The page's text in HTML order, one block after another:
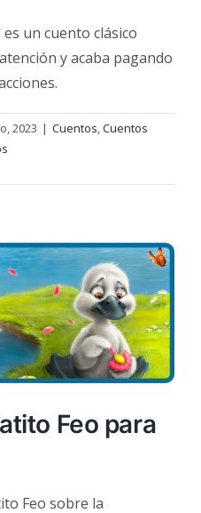
un cuento clásico
y acaba pagando
2023 | Cuentos,Cuentos
Feo para
Feo sobre la